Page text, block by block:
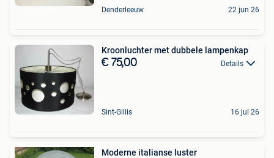
Denderleeuw 22 jun 26
Kroonluchter met dubbele lampenkap
€ 75,00 Details
Sint-Gillis 16 jul 26
Moderne italianse luster